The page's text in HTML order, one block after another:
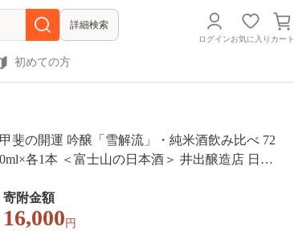
詳細検索
ログインお気に入り カート
初めての方
甲斐の開運 吟醸「雪解流」・純米酒飲み比べ 72
0ml×各1本 ＜富士山の日本酒＞ 井出醸造店 日本
寄附金額
16,000 円